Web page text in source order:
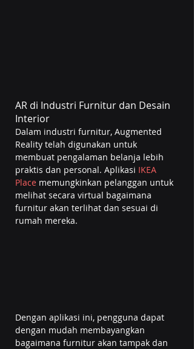
AR di Industri Furnitur dan Desain
Interior
Dalam industri furnitur, Augmented
Reality telah digunakan untuk
membuat pengalaman belanja lebih
praktis dan personal. Aplikasi IKEA
Place memungkinkan pelanggan untuk
melihat secara virtual bagaimana
furnitur akan terlihat dan sesuai di
rumah mereka.
Dengan aplikasi ini, pengguna dapat
dengan mudah membayangkan
bagaimana furnitur akan tampak dan